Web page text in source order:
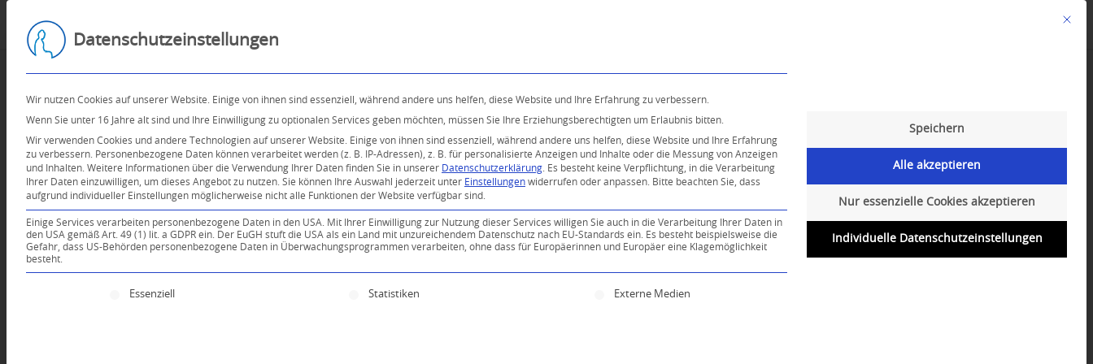
0
Mit
Datenschutzeinstellungen
Wir nutzen Cookies auf unserer Website. Einige von ihnen sind essenziell, während andere uns helfen, diese Website und Ihre Erfahrung zu verbessern.
Wenn Sie unter 16 Jahre alt sind und Ihre Einwilligung zu optionalen Services geben möchten, müssen Sie Ihre Erziehungsberechtigten um Erlaubnis bitten.
Wir verwenden Cookies und andere Technologien auf unserer Website. Einige von ihnen sind essenziell, während andere uns helfen, diese Website und Ihre Erfahrung
zu verbessern.
Personenbezogene Daten können verarbeitet werden (z. B. IP-Adressen), z. B. für personalisierte Anzeigen und Inhalte oder die Messung von Anzeigen
und Inhalten. Weitere Informationen über die Verwendung Ihrer Daten finden Sie in unserer Datenschutzerklärung
Es besteht keine Verpflichtung, in die Verarbeitung
Ihrer Daten einzuwilligen, um dieses Angebot zu nutzen. Sie können Ihre Auswahl jederzeit unter Einstellungen widerrufen oder anpassen.
Bitte beachten Sie, dass
aufgrund individueller Einstellungen möglicherweise nicht alle Funktionen der Website verfügbar sind.
Einige Services verarbeiten personenbezogene Daten in den USA. Mit Ihrer Einwilligung zur Nutzung dieser Services willigen Sie auch in die Verarbeitung Ihrer Daten in
den USA gemäß Art. 49 (1) lit. a GDPR ein. Der EuGH stuft die USA als ein Land mit unzureichendem Datenschutz nach EU-Standards ein. Es besteht beispielsweise die
Gefahr, dass US-Behörden personenbezogene Daten in Überwachungsprogrammen verarbeiten, ohne dass für Europäerinnen und Europäer eine Klagemöglichkeit
besteht.
Es folgt eine Liste der Service-Gruppen, für die eine Einwilligung erteilt werden kann. Die erste Service-Gruppe ist essenziell und kann nicht abgewählt
Essenziell Statistiken Externe Medien
Speichern
Alle akzeptieren
Nur essenzielle Cookies akzeptieren
Individuelle Datenschutzeinstellungen